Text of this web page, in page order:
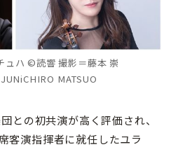
ュハ ©読響 撮影＝藤本 崇
MATSUO
との初共演が高く評価され、
客演指揮者に就任したユラ